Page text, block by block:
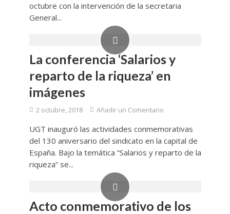
octubre con la intervención de la secretaria
General...
La conferencia ‘Salarios y
reparto de la riqueza’ en
imágenes
2 octubre, 2018 Añadir un Comentario
UGT inauguró las actividades conmemorativas
del 130 aniversario del sindicato en la capital de
España. Bajo la temática “Salarios y reparto de la
riqueza” se...
Acto conmemorativo de los